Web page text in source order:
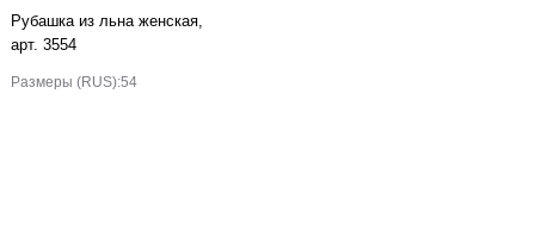
Рубашка из льна женская,
арт. 3554
Размеры (RUS):54